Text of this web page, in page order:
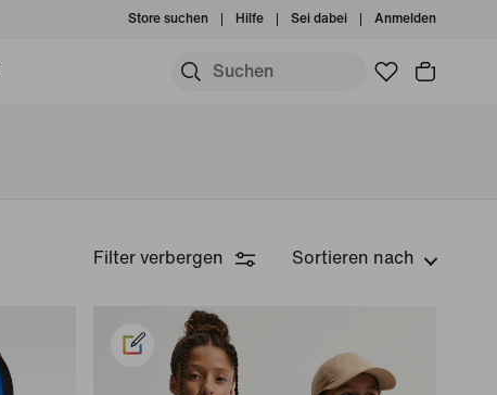
Store suchen Hilfe Sei dabei Anmelden
Filter verbergen Sortieren nach